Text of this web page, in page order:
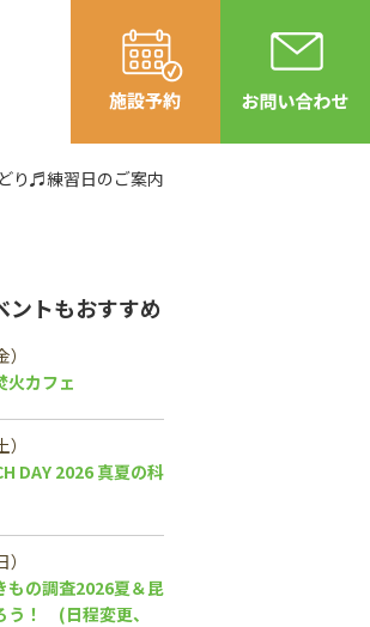
り♬練習日のご案内
ントもおすすめ
火カフェ
DAY 2026 真夏の科
もの調査2026夏＆昆
う！ (日程変更、